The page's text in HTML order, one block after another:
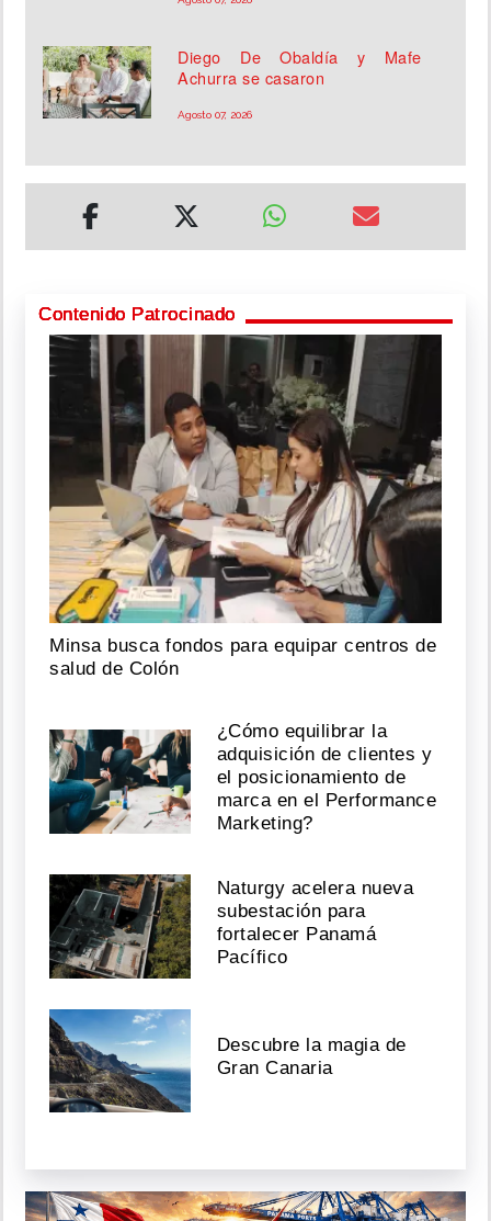
Diego De Obaldía y Mafe
Achurra se casaron
Agosto 07, 2026
Contenido Patrocinado
Minsa busca fondos para equipar centros de
salud de Colón
¿Cómo equilibrar la
adquisición de clientes y
el posicionamiento de
marca en el Performance
Marketing?
Naturgy acelera nueva
subestación para
fortalecer Panamá
Pacífico
Descubre la magia de
Gran Canaria